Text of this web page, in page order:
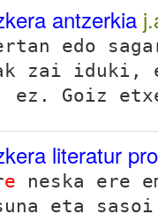
antzerkia
edo
zai iduki,
ez. Goiz
literatur
e neska ere
eta